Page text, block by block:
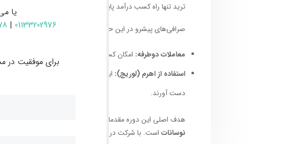
ترید تنها راه کسب درآمد پایدار در این بازارهاست، به ویژه
صرافی‌های پیشرو در این حوزه، دو قابلیت کلیدی را در اختیار
معاملات دوطرفه: امکان کسب سود هم از افزایش و هم از کاهش
استفاده از اهرم (لوریج): این قابلیت به معامله‌گران اجازه می‌دهد
دست آورند.
هدف اصلی این دوره مقدماتی، آشنایی شما با عوامل مؤثر بر
نوسانات است. با شرکت در این دوره، شما گام‌های اولیه را برای
یا
01133202976
|
برای موفقیت